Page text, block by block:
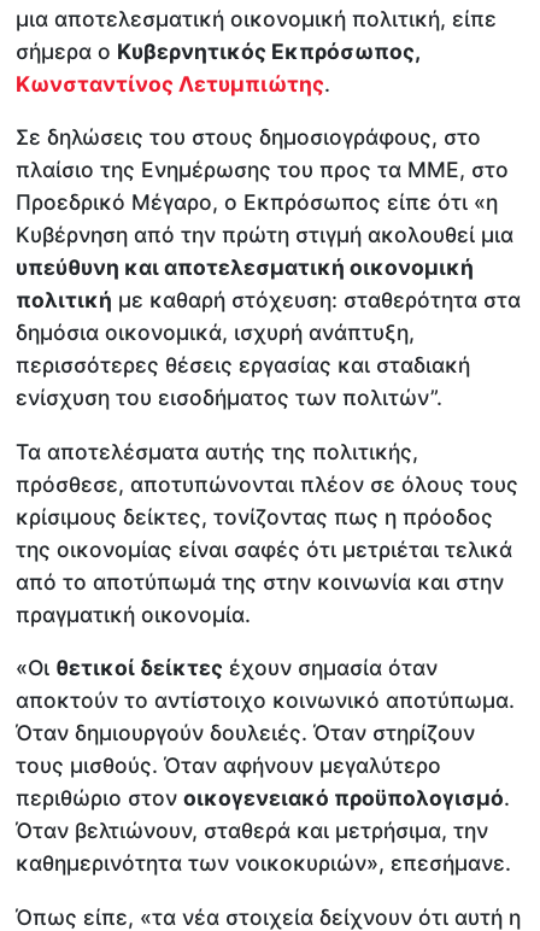
μια αποτελεσματική οικονομική πολιτική, είπε
σήμερα ο Κυβερνητικός Εκπρόσωπος,
Κωνσταντίνος Λετυμπιώτης.
Σε δηλώσεις του στους δημοσιογράφους, στο
πλαίσιο της Ενημέρωσης του προς τα ΜΜΕ, στο
Προεδρικό Μέγαρο, ο Εκπρόσωπος είπε ότι «η
Κυβέρνηση από την πρώτη στιγμή ακολουθεί μια
υπεύθυνη και αποτελεσματική οικονομική
πολιτική με καθαρή στόχευση: σταθερότητα στα
δημόσια οικονομικά, ισχυρή ανάπτυξη,
περισσότερες θέσεις εργασίας και σταδιακή
ενίσχυση του εισοδήματος των πολιτών”.
Τα αποτελέσματα αυτής της πολιτικής,
πρόσθεσε, αποτυπώνονται πλέον σε όλους τους
κρίσιμους δείκτες, τονίζοντας πως η πρόοδος
της οικονομίας είναι σαφές ότι μετριέται τελικά
από το αποτύπωμά της στην κοινωνία και στην
πραγματική οικονομία.
«Οι θετικοί δείκτες έχουν σημασία όταν
αποκτούν το αντίστοιχο κοινωνικό αποτύπωμα.
Όταν δημιουργούν δουλειές. Όταν στηρίζουν
τους μισθούς. Όταν αφήνουν μεγαλύτερο
περιθώριο στονοικογενειακό προϋπολογισμό.
Όταν βελτιώνουν, σταθερά και μετρήσιμα, την
καθημερινότητα των νοικοκυριών», επεσήμανε.
Όπως είπε, «τα νέα στοιχεία δείχνουν ότι αυτή η